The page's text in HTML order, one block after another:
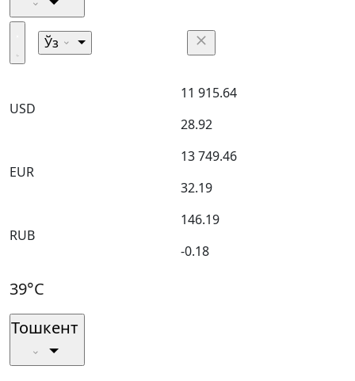
Ўз
USD
11 915.64
28.92
EUR
13 749.46
32.19
RUB
146.19
-0.18
39°C
Тошкент